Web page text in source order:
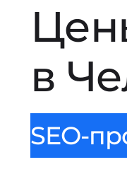
в
SEO-